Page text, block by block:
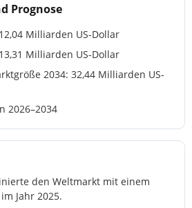
Prognose
Milliarden US-Dollar
Milliarden US-Dollar
2034: 32,44 Milliarden US-
2026–2034
den Weltmarkt mit einem
Jahr 2025.